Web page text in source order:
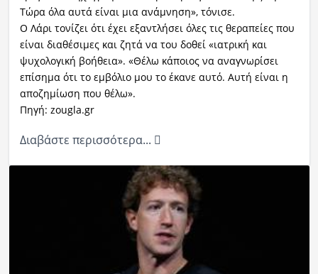
Τώρα όλα αυτά είναι μια ανάμνηση», τόνισε.
Ο Λάρι τονίζει ότι έχει εξαντλήσει όλες τις θεραπείες που
είναι διαθέσιμες και ζητά να του δοθεί «ιατρική και
ψυχολογική βοήθεια». «Θέλω κάποιος να αναγνωρίσει
επίσημα ότι το εμβόλιο μου το έκανε αυτό. Αυτή είναι η
αποζημίωση που θέλω».
Πηγή: zougla.gr
Διαβάστε περισσότερα...